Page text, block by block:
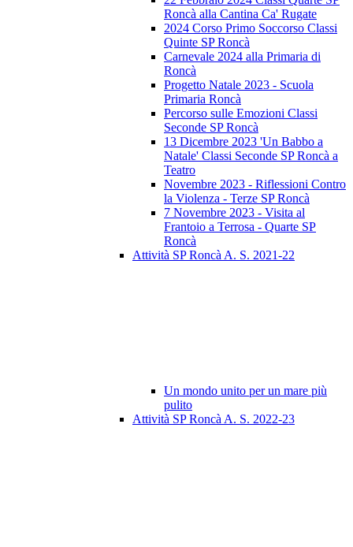
Roncà alla Cantina Ca' Rugate
2024 Corso Primo Soccorso Classi
Quinte SP Roncà
Carnevale 2024 alla Primaria di
Roncà
Progetto Natale 2023 - Scuola
Primaria Roncà
Percorso sulle Emozioni Classi
Seconde SP Roncà
13 Dicembre 2023 'Un Babbo a
Natale' Classi Seconde SP Roncà a
Teatro
Novembre 2023 - Riflessioni Contro
la Violenza - Terze SP Roncà
7 Novembre 2023 - Visita al
Frantoio a Terrosa - Quarte SP
Roncà
Attività SP Roncà A. S. 2021-22
Un mondo unito per un mare più
pulito
Attività SP Roncà A. S. 2022-23